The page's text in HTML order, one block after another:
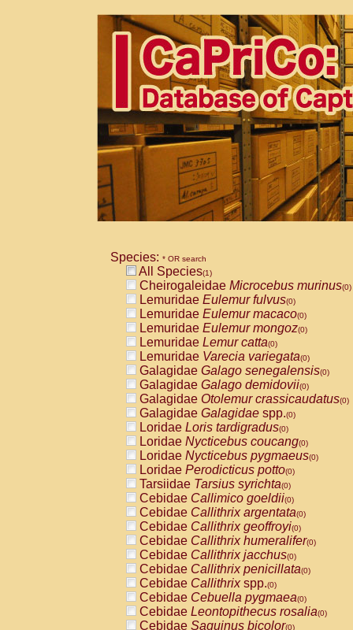
Species: * OR search
All Species(1)
Cheirogaleidae Microcebus murinus(0)
Lemuridae Eulemur fulvus(0)
Lemuridae Eulemur macaco(0)
Lemuridae Eulemur mongoz(0)
Lemuridae Lemur catta(0)
Lemuridae Varecia variegata(0)
Galagidae Galago senegalensis(0)
Galagidae Galago demidovii(0)
Galagidae Otolemur crassicaudatus(0)
Galagidae Galagidae spp.(0)
Loridae Loris tardigradus(0)
Loridae Nycticebus coucang(0)
Loridae Nycticebus pygmaeus(0)
Loridae Perodicticus potto(0)
Tarsiidae Tarsius syrichta(0)
Cebidae Callimico goeldii(0)
Cebidae Callithrix argentata(0)
Cebidae Callithrix geoffroyi(0)
Cebidae Callithrix humeralifer(0)
Cebidae Callithrix jacchus(0)
Cebidae Callithrix penicillata(0)
Cebidae Callithrixspp.(0)
Cebidae Cebuella pygmaea(0)
Cebidae Leontopithecus rosalia(0)
Cebidae Saguinus bicolor(0)